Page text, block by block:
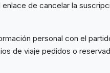
de cancelar la
personal con el
de viaje pedidos o